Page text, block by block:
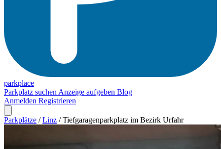
parkplace
Parkplatz suchen Anzeige aufgeben Blog
Anmelden Registrieren
Parkplätze / Linz / Tiefgaragenparkplatz im Bezirk Urfahr